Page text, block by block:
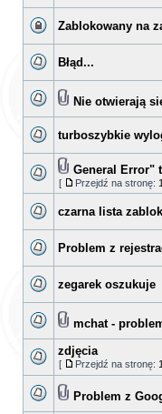
Zablokowany na
Błąd...
Nie otwierają
turboszybkie
General Error"
[ Przejdź na stronę: 1
czarna lista
Problem z
zegarek oszukuje
mchat -
zdjęcia
[ Przejdź na stronę: 1
Problem z